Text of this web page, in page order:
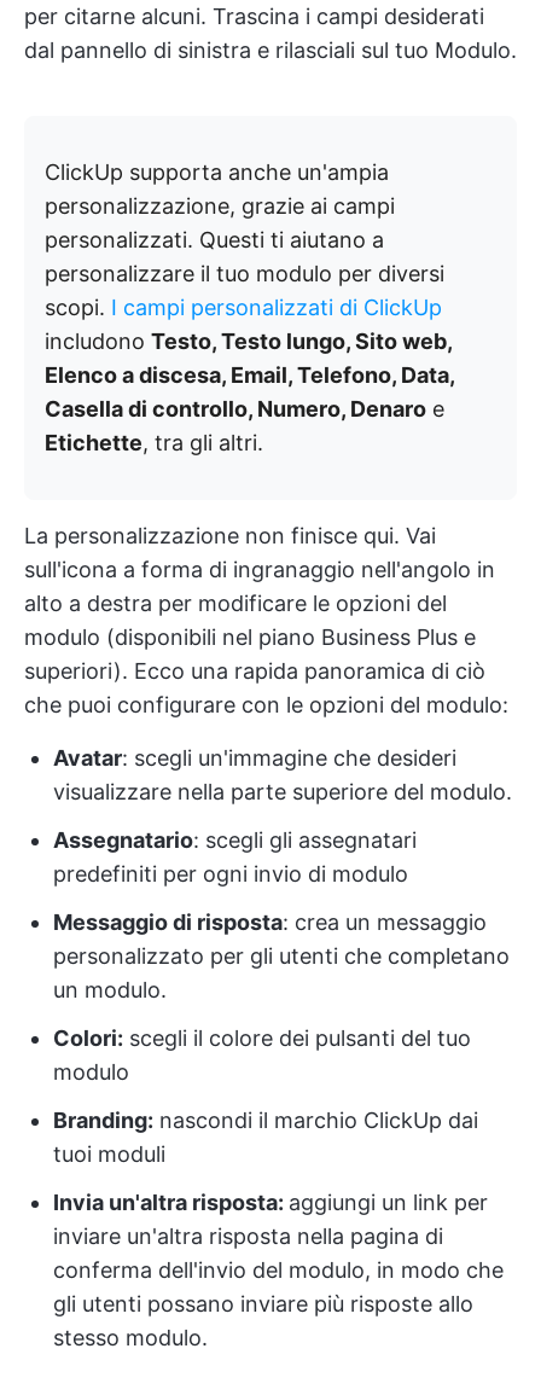
per citarne alcuni. Trascina i campi desiderati
dal pannello di sinistra e rilasciali sul tuo Modulo.
ClickUp supporta anche un'ampia
personalizzazione, grazie ai campi
personalizzati. Questi ti aiutano a
personalizzare il tuo modulo per diversi
scopi. I campi personalizzati di ClickUp
includono Testo, Testo lungo, Sito web,
Elenco a discesa, Email, Telefono, Data,
Casella di controllo, Numero, Denaro e
Etichette, tra gli altri.
La personalizzazione non finisce qui. Vai
sull'icona a forma di ingranaggio nell'angolo in
alto a destra per modificare le opzioni del
modulo (disponibili nel piano Business Plus e
superiori). Ecco una rapida panoramica di ciò
che puoi configurare con le opzioni del modulo:
Avatar: scegli un'immagine che desideri
visualizzare nella parte superiore del modulo.
Assegnatario: scegli gli assegnatari
predefiniti per ogni invio di modulo
Messaggio di risposta: crea un messaggio
personalizzato per gli utenti che completano
un modulo.
Colori: scegli il colore dei pulsanti del tuo
modulo
Branding: nascondi il marchio ClickUp dai
tuoi moduli
Invia un'altra risposta: aggiungi un link per
inviare un'altra risposta nella pagina di
conferma dell'invio del modulo, in modo che
gli utenti possano inviare più risposte allo
stesso modulo.